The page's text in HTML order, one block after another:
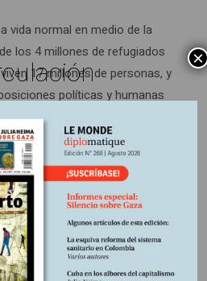
vida normal en medio de la
los 4 millones de refugiados
17 millones de personas, y
políticas y humanas
×